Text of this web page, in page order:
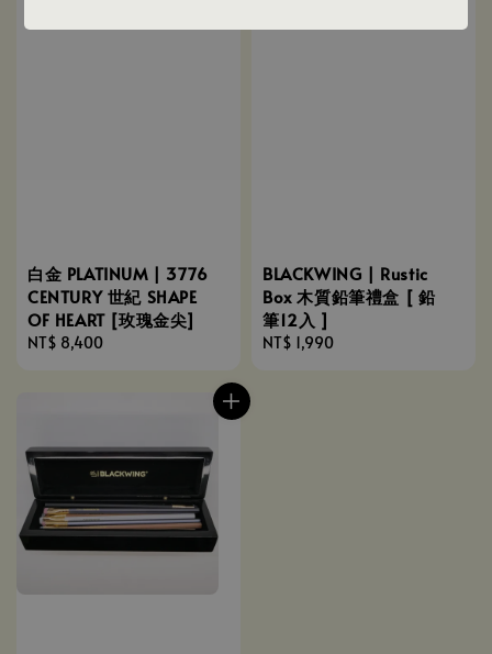
白金 PLATINUM | 3776
CENTURY 世紀 SHAPE
OF HEART [玫瑰金尖]
Regular
NT$ 8,400
BLACKWING | Rustic
Box 木質鉛筆禮盒 [ 鉛
筆12入 ]
Regular
NT$ 1,990